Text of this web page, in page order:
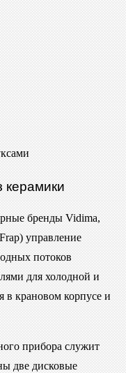
керамики
бренды Vidima,
управление
потоков
для холодной и
в крановом корпусе и
прибора служит
две дисковые